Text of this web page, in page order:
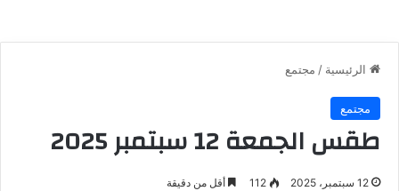
الرئيسية / مجتمع
مجتمع
طقس الجمعة 12 سبتمبر 2025
12 سبتمبر، 2025 112 أقل من دقيقة